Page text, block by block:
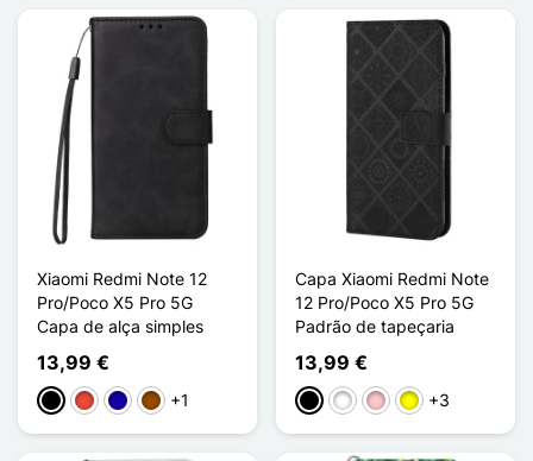
Xiaomi Redmi Note 12
Pro/Poco X5 Pro 5G
Capa de alça simples
13,99 €
PretoVermelhoAzul Escuro
Castanho
+1
Capa Xiaomi Redmi Note
12 Pro/Poco X5 Pro 5G
Padrão de tapeçaria
13,99 €
PretoBrancoRosaAmarelo
+3